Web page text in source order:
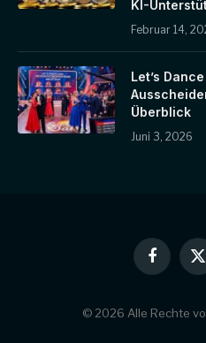
KI-
Februar 14,
Let’s
Überblick
Juni 3, 2026
Facebook
X
© 2026 Alle Rechte